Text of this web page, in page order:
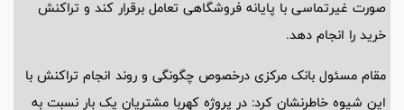
صورت غیرتماسی با پایانه فروشگاهی تعامل برقرار کند و تراکنش
خرید را انجام دهد.
مقام مسئول بانک مرکزی درخصوص چگونگی و روند انجام تراکنش با
این شیوه خاطرنشان کرد: در پروژه کهربا مشتریان یک بار نسبت به